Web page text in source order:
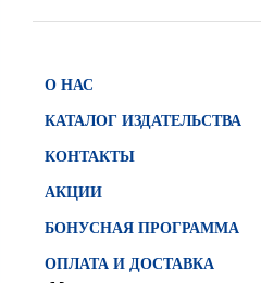
О НАС
КАТАЛОГ ИЗДАТЕЛЬСТВА
КОНТАКТЫ
АКЦИИ
БОНУСНАЯ ПРОГРАММА
ОПЛАТА И ДОСТАВКА